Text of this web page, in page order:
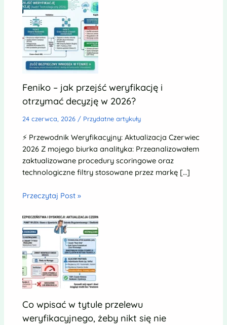
Feniko – jak przejść weryfikację i
otrzymać decyzję w 2026?
24 czerwca, 2026 / Przydatne artykuły
⚡ Przewodnik Weryfikacyjny: Aktualizacja Czerwiec
2026 Z mojego biurka analityka: Przeanalizowałem
zaktualizowane procedury scoringowe oraz
technologiczne filtry stosowane przez markę […]
Przeczytaj Post »
Co wpisać w tytule przelewu
weryfikacyjnego, żeby nikt się nie